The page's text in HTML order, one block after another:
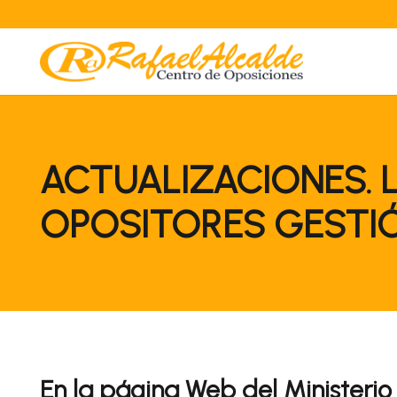
ACTUALIZACIONES.
OPOSITORES
En la página Web del